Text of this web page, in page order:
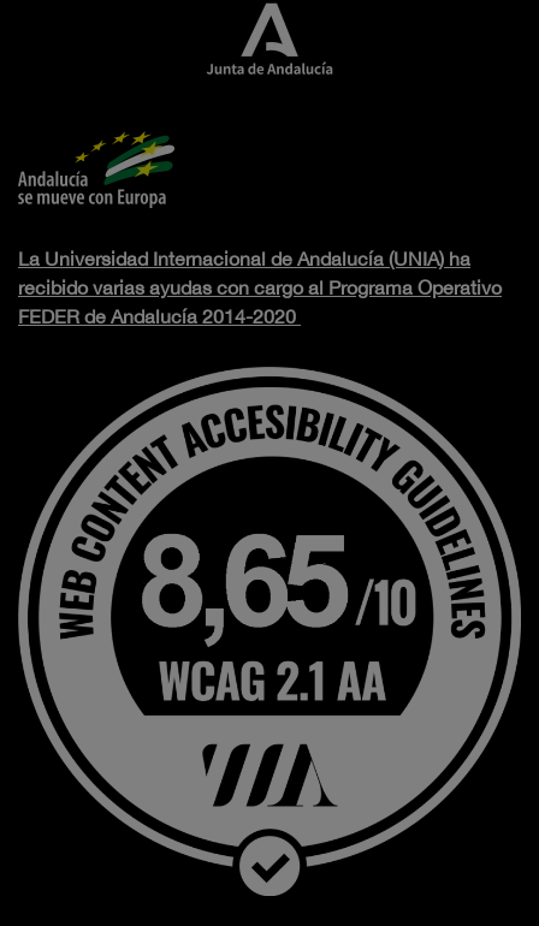
La Universidad Internacional de Andalucía (UNIA) ha
recibido varias ayudas con cargo al Programa Operativo
FEDER de Andalucía 2014-2020